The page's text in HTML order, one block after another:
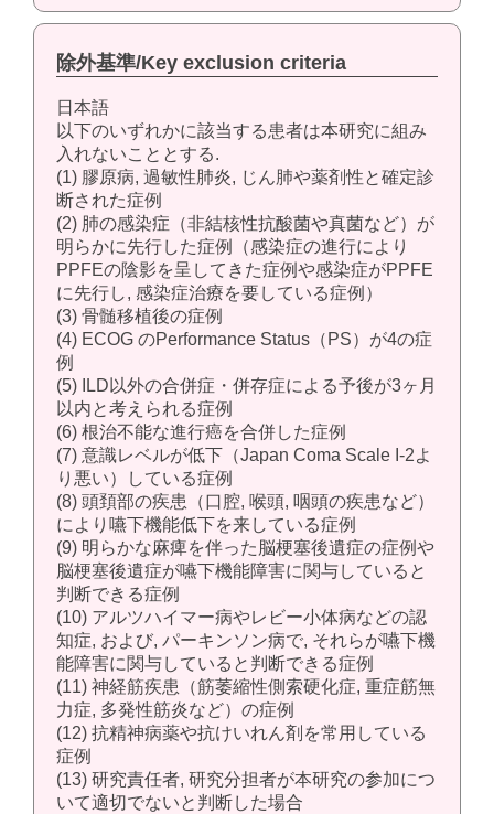
除外基準/Key exclusion criteria
日本語
以下のいずれかに該当する患者は本研究に組み
入れないこととする.
(1) 膠原病, 過敏性肺炎, じん肺や薬剤性と確定診
断された症例
(2) 肺の感染症（非結核性抗酸菌や真菌など）が
明らかに先行した症例（感染症の進行により
PPFEの陰影を呈してきた症例や感染症がPPFE
に先行し, 感染症治療を要している症例）
(3) 骨髄移植後の症例
(4) ECOG のPerformance Status（PS）が4の症
例
(5) ILD以外の合併症・併存症による予後が3ヶ月
以内と考えられる症例
(6) 根治不能な進行癌を合併した症例
(7) 意識レベルが低下（Japan Coma Scale I-2よ
り悪い）している症例
(8) 頭頚部の疾患（口腔, 喉頭, 咽頭の疾患など）
により嚥下機能低下を来している症例
(9) 明らかな麻痺を伴った脳梗塞後遺症の症例や
脳梗塞後遺症が嚥下機能障害に関与していると
判断できる症例
(10) アルツハイマー病やレビー小体病などの認
知症, および, パーキンソン病で, それらが嚥下機
能障害に関与していると判断できる症例
(11) 神経筋疾患（筋萎縮性側索硬化症, 重症筋無
力症, 多発性筋炎など）の症例
(12) 抗精神病薬や抗けいれん剤を常用している
症例
(13) 研究責任者, 研究分担者が本研究の参加につ
いて適切でないと判断した場合